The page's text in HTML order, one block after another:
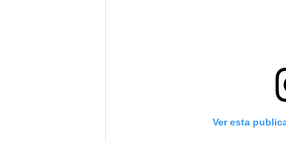
Ver esta